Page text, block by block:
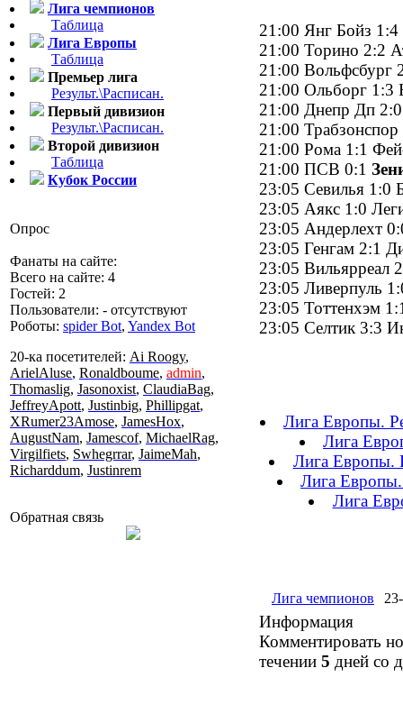
Лига чемпионов
Таблица
Лига Европы
Таблица
Премьер лига
Результ.\Расписан.
Первый дивизион
Результ.\Расписан.
Второй дивизион
Таблица
Кубок России
Опрос
Фанаты на сайте:
Всего на сайте: 4
Гостей: 2
Пользователи: - отсутствуют
Роботы: spider Bot, Yandex Bot
20-ка посетителей: Ai Roogy,
ArielAluse, Ronaldboume, admin,
Thomaslig, Jasonoxist, ClaudiaBag,
JeffreyApott, Justinbig, Phillipgat,
XRumer23Amose, JamesHox,
AugustNam, Jamescof, MichaelRag,
Virgilfiets, Swhegrrar, JaimeMah,
Richarddum, Justinrem
Обратная связь
21:00 Янг Бойз 1:4
21:00 Торино 2:2
21:00 Вольфсбург
21:00 Ольборг 1:3
21:00 Днепр Дп
21:00
21:00 Рома 1:1
21:00 ПСВ 0:1
23:05 Севилья 1:0
23:05 Аякс 1:0
23:05 Андерлехт
23:05 Генгам 2:1
23:05 Вильярреал
23:05 Ливерпуль
23:05 Тоттенхэм
23:05 Селтик 3:3
Лига Европы.
Лига
Лига Европы.
Лига
Лига
Лига чемпионов
Информация
Комментировать
течении 5 дней со